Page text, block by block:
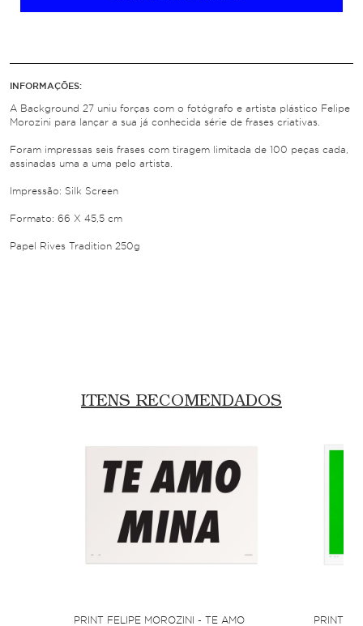
INFORMAÇÕES:
A Background 27 uniu forças com o fotógrafo e artista plástico Felipe
Morozini para lançar a sua já conhecida série de frases criativas.
Foram impressas seis frases com tiragem limitada de 100 peças cada,
assinadas uma a uma pelo artista.
Impressão: Silk Screen
Formato: 66 X 45,5 cm
Papel Rives Tradition 250g
ITENS RECOMENDADOS
PRINT FELIPE MOROZINI - TE AMO
PRINT